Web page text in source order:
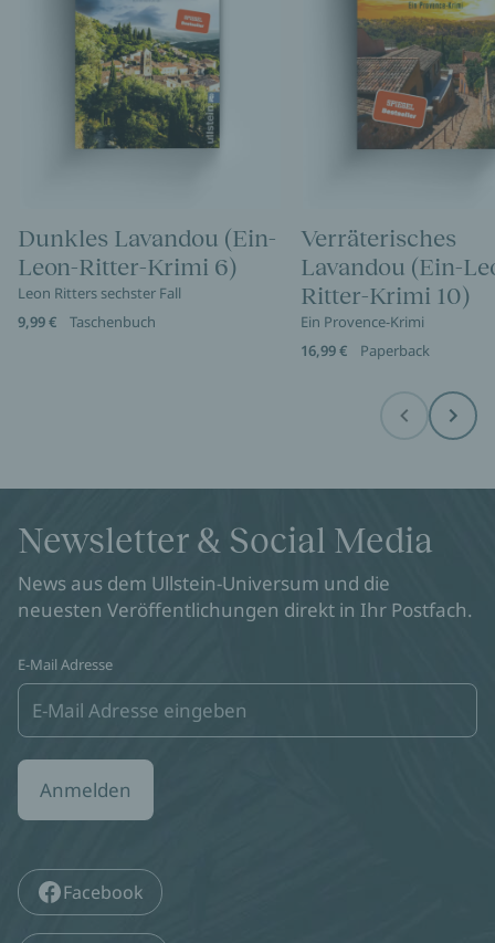
Dunkles Lavandou (Ein-
Leon-Ritter-Krimi 6)
Leon Ritters sechster Fall
9,99 €
Taschenbuch
Verräterisches
Lavandou (Ein-
Ritter-Krimi 10)
Ein Provence-Krimi
16,99 €
Paperback
Before Next
Newsletter & Social Media
News aus dem Ullstein-Universum und die
neuesten Veröffentlichungen direkt in Ihr Postfach.
E-Mail Adresse
Anmelden
Facebook